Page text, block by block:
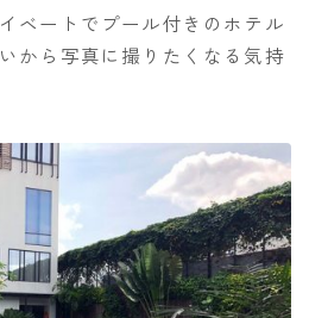
ベートでプール付きのホテル
から写真に撮りたくなる気持